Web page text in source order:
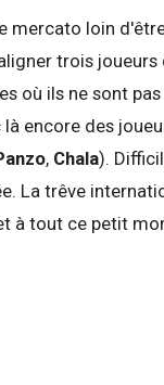
mercato loin
trois
où ils ne sont
encore des
, Chala).
La trêve
à tout ce petit